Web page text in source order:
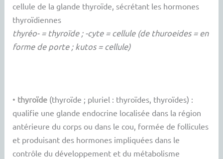
cellule de la glande thyroïde, sécrétant les hormones
thyroïdiennes
thyréo- = thyroïde ; -cyte = cellule (de thuroeides = en
forme de porte ; kutos = cellule)
• thyroïde (thyroïde ; pluriel : thyroïdes, thyroïdes) :
qualifie une glande endocrine localisée dans la région
antérieure du corps ou dans le cou, formée de follicules
et produisant des hormones impliquées dans le
contrôle du développement et du métabolisme